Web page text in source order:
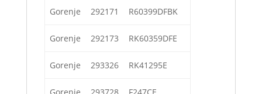
Gorenje 292171 R60399DFBK
Gorenje 292173 RK60359DFE
Gorenje 293326 RK41295E